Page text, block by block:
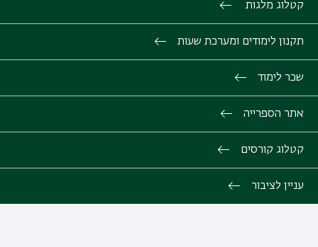
קטלוג מלגות
תקנון לימודים ומערכת שעות
שכר לימוד
אתר הספרייה
קטלוג קורסים
עניין לציבור